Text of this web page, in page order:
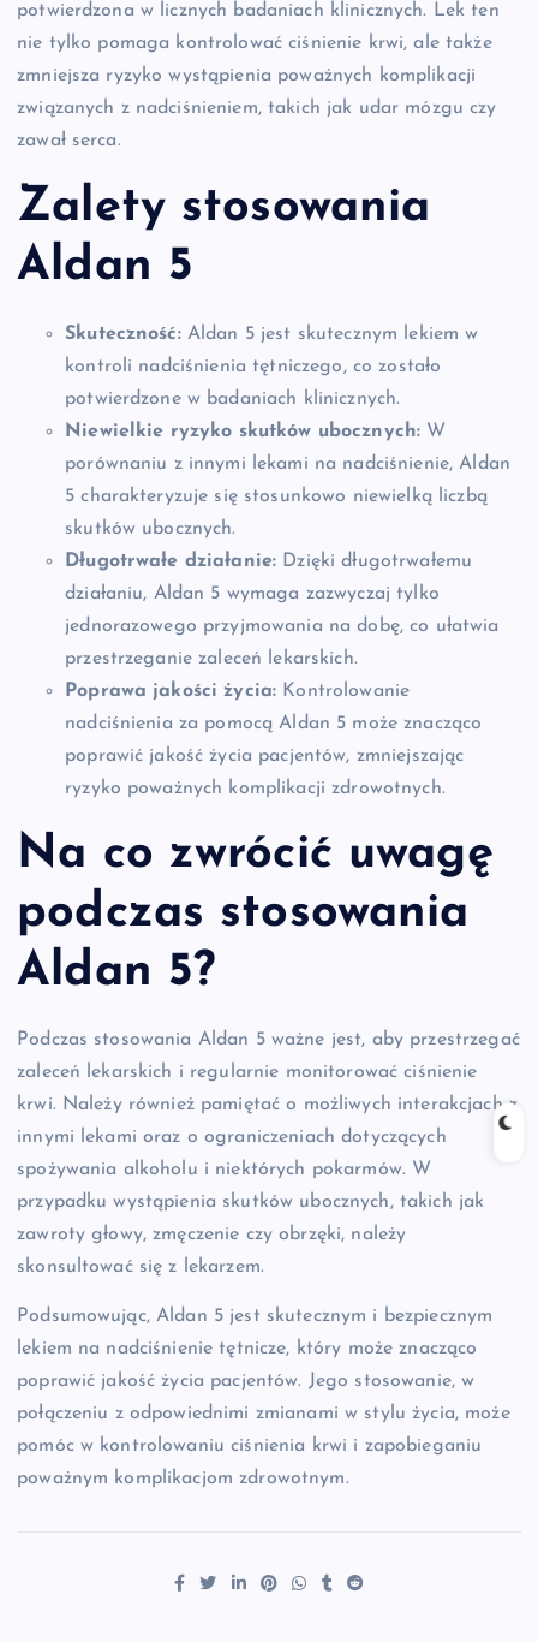
potwierdzona w licznych badaniach klinicznych. Lek ten
nie tylko pomaga kontrolować ciśnienie krwi, ale także
zmniejsza ryzyko wystąpienia poważnych komplikacji
związanych z nadciśnieniem, takich jak udar mózgu czy
zawał serca.
Zalety stosowania
Aldan 5
Skuteczność:Aldan 5 jest skutecznym lekiem w
kontroli nadciśnienia tętniczego, co zostało
potwierdzone w badaniach klinicznych.
Niewielkie ryzyko skutków ubocznych: W
porównaniu z innymi lekami na nadciśnienie, Aldan
5 charakteryzuje się stosunkowo niewielką liczbą
skutków ubocznych.
Długotrwałe działanie: Dzięki długotrwałemu
działaniu, Aldan 5 wymaga zazwyczaj tylko
jednorazowego przyjmowania na dobę, co ułatwia
przestrzeganie zaleceń lekarskich.
Poprawa jakości życia: Kontrolowanie
nadciśnienia za pomocą Aldan 5 może znacząco
poprawić jakość życia pacjentów, zmniejszając
ryzyko poważnych komplikacji zdrowotnych.
Na co zwrócić uwagę
podczas stosowania
Aldan 5?
Podczas stosowania Aldan 5 ważne jest, aby przestrzegać
zaleceń lekarskich i regularnie monitorować ciśnienie
krwi. Należy również pamiętać o możliwych interakcjach z
innymi lekami oraz o ograniczeniach dotyczących
spożywania alkoholu i niektórych pokarmów. W
przypadku wystąpienia skutków ubocznych, takich jak
zawroty głowy, zmęczenie czy obrzęki, należy
skonsultować się z lekarzem.
Podsumowując, Aldan 5 jest skutecznym i bezpiecznym
lekiem na nadciśnienie tętnicze, który może znacząco
poprawić jakość życia pacjentów. Jego stosowanie, w
połączeniu z odpowiednimi zmianami w stylu życia, może
pomóc w kontrolowaniu ciśnienia krwi i zapobieganiu
poważnym komplikacjom zdrowotnym.